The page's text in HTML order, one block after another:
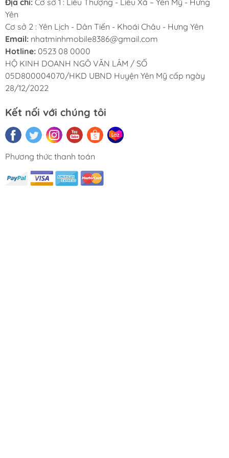
Địa chỉ: Cơ sở 1 : Liêu Thượng - Liêu Xá – Yên Mỹ - Hưng
Yên
Cơ sở 2 : Yên Lịch - Dân Tiến - Khoái Châu - Hưng Yên
Email: nhatminhmobile8386@gmail.com
Hotline: 0523 08 0000
HỘ KINH DOANH NGÔ VĂN LÂM / SỐ
05D800004070/HKD UBND Huyện Yên Mỹ cấp ngày
28/12/2022
Kết nối với chúng tôi
Phương thức thanh toán